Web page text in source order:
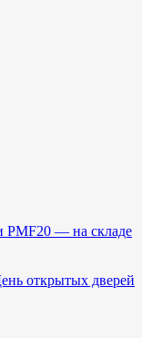
PMF20 — на складе
открытых дверей